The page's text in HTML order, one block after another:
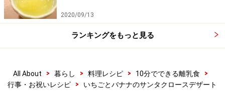
2020/09/13
ランキングをもっと見る
All About > 暮らし > 料理レシピ > 10分でできる離乳食
>
行事・お祝いレシピ
> いちごとバナナのサンタクロースデザート